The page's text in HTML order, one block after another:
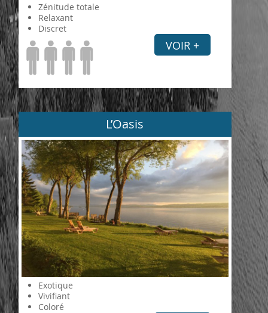
Zénitude totale
Relaxant
Discret
VOIR +
L’Oasis
Exotique
Vivifiant
Coloré